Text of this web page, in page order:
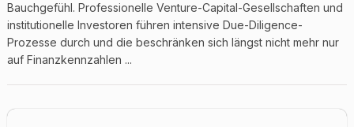
Bauchgefühl. Professionelle Venture-Capital-Gesellschaften und
institutionelle Investoren führen intensive Due-Diligence-
Prozesse durch und die beschränken sich längst nicht mehr nur
auf Finanzkennzahlen ...